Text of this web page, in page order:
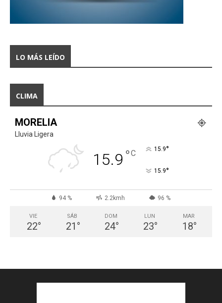
LO MÁS LEÍDO
CLIMA
MORELIA
Lluvia Ligera
15.9 °C 15.9°
15.9°
94 % 2.2kmh 96 %
VIE
22°
SÁB
21 °
DOM
24°
LUN
23°
MAR
18°